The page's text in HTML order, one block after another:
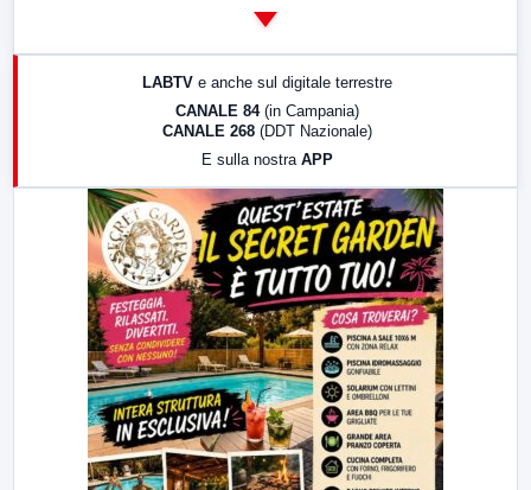
LabNews (replica)
LABTV e anche sul digitale terrestre
CANALE 84 (in Campania)
CANALE 268 (DDT Nazionale)
E sulla nostra APP